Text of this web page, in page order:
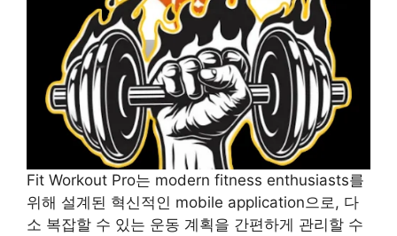
Fit Workout Pro는 modern fitness enthusiasts를
위해 설계된 혁신적인 mobile application으로, 다
소 복잡할 수 있는 운동 계획을 간편하게 관리할 수